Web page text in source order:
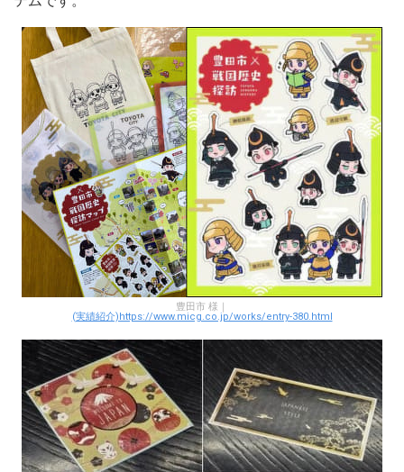
豊田市 様｜
(実績紹介)https://www.micg.co.jp/works/entry-380.html